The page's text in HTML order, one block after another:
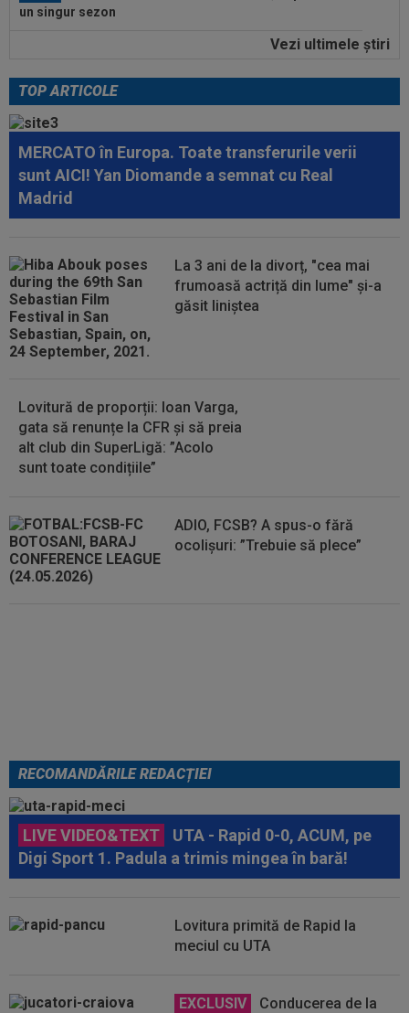
un singur sezon
A simțit că ”MM Stoica vrea să-l păcălească” și
21:29 EXCLUSIV
Conducerea de la Universitatea
Craiova a dat verdictul! Analiza transferurilor...
21:19 Lovitura primită de Rapid la meciul cu UTA
21:06 FOTO
Ioana Țiriac a plecat din Dubai și nu s-
21:05
Prima reacție a lui Ovidiu Burcă, după ce
Cosmin Matei a fost suspendat pentru...
21:01 LIVE VIDEO&TEXT
pe Digi Sport 1. Padula a trimis mingea în bară!
Vezi ultimele ştiri
TOP ARTICOLE
MERCATO în Europa. Toate transferurile verii
sunt AICI! Yan Diomande a semnat cu Real
Madrid
La 3 ani de la divorț, "cea mai
frumoasă actriță din lume" și-a
găsit liniștea
Lovitură de proporții: Ioan Varga,
gata să renunțe la CFR și să preia
alt club din SuperLigă: ”Acolo
sunt toate condițiile”
ADIO, FCSB? A spus-o fără
ocolișuri: ”Trebuie să plece”
RECOMANDĂRILE REDACȚIEI
LIVE VIDEO&TEXT
UTA - Rapid 0-0, ACUM, pe
Digi Sport 1. Padula a trimis mingea în bară!
Lovitura primită de Rapid la
meciul cu UTA
EXCLUSIV
Conducerea de la